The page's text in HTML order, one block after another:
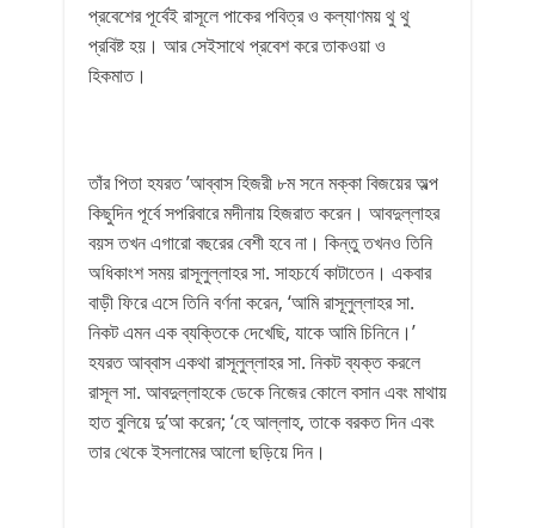
প্রবেশের পূর্বেই রাসূলে পাকের পবিত্র ও কল্যাণময় থু থু
প্রবিষ্ট হয়। আর সেইসাথে প্রবেশ করে তাকওয়া ও
হিকমাত।
তাঁর পিতা হযরত ’আব্বাস হিজরী ৮ম সনে মক্কা বিজয়ের অল্প
কিছুদিন পূর্বে সপরিবারে মদীনায় হিজরাত করেন। আবদুল্লাহর
বয়স তখন এগারো বছরের বেশী হবে না। কিন্তু তখনও তিনি
অধিকাংশ সময় রাসূলুল্লাহর সা. সাহচর্যে কাটাতেন। একবার
বাড়ী ফিরে এসে তিনি বর্ণনা করেন, ‘আমি রাসূলুল্লাহর সা.
নিকট এমন এক ব্যক্তিকে দেখেছি, যাকে আমি চিনিনে।’
হযরত আব্বাস একথা রাসূলুল্লাহর সা. নিকট ব্যক্ত করলে
রাসূল সা. আবদুল্লাহকে ডেকে নিজের কোলে বসান এবং মাথায়
হাত বুলিয়ে দু’আ করেন; ‘হে আল্লাহ, তাকে বরকত দিন এবং
তার থেকে ইসলামের আলো ছড়িয়ে দিন।